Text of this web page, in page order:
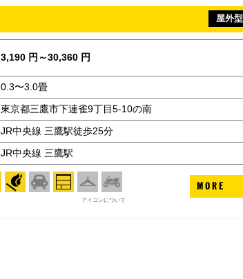
屋外型
3,190 円～30,360 円
0.3〜3.0畳
東京都三鷹市下連雀9丁目5-10の南
JR中央線 三鷹駅徒歩25分
JR中央線 三鷹駅
アイコンについて
MORE